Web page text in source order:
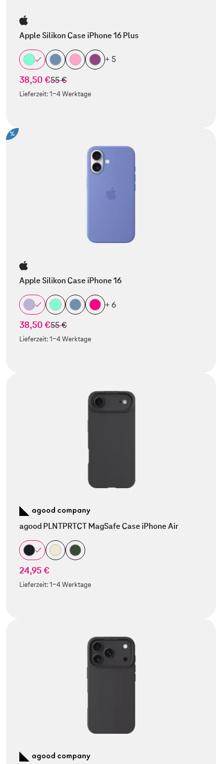
Apple Silikon Case iPhone 16 Plus
+ 5
38,50 €statt
55 €
Lieferzeit:1-4 Werktage
%
Apple Silikon Case iPhone 16
+ 6
38,50 €statt
55 €
Lieferzeit:1-4 Werktage
agood PLNTPRTCT MagSafe Case iPhone Air
24,95 €
Lieferzeit:1-4 Werktage